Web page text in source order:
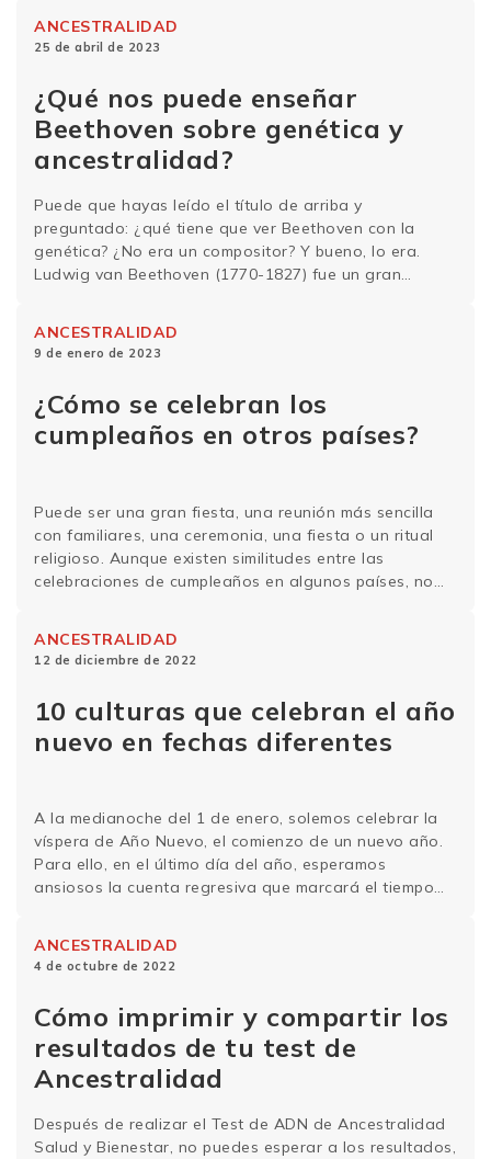
Patagonia, en América del …
ANCESTRALIDAD
25 de abril de 2023
¿Qué nos puede enseñar
Beethoven sobre genética y
ancestralidad?
Puede que hayas leído el título de arriba y
preguntado: ¿qué tiene que ver Beethoven con la
genética? ¿No era un compositor? Y bueno, lo era.
Ludwig van Beethoven (1770-1827) fue un gran
importante para la música clásica en la época …
ANCESTRALIDAD
9 de enero de 2023
¿Cómo se celebran los
cumpleaños en otros países?
Puede ser una gran fiesta, una reunión más sencilla
con familiares, una ceremonia, una fiesta o un ritual
religioso. Aunque existen similitudes entre las
celebraciones de cumpleaños en algunos países, no
bocadillos en el cumpleaños, que se celebra …
ANCESTRALIDAD
12 de diciembre de 2022
10 culturas que celebran el año
nuevo en fechas diferentes
A la medianoche del 1 de enero, solemos celebrar la
víspera de Año Nuevo, el comienzo de un nuevo año.
Para ello, en el último día del año, esperamos
ansiosos la cuenta regresiva que marcará el tiempo
Sigue leyendo
ANCESTRALIDAD
4 de octubre de 2022
Cómo imprimir y compartir los
resultados de tu test de
Ancestralidad
Después de realizar el Test de ADN de Ancestralidad
Salud y Bienestar, no puedes esperar a los resultados,